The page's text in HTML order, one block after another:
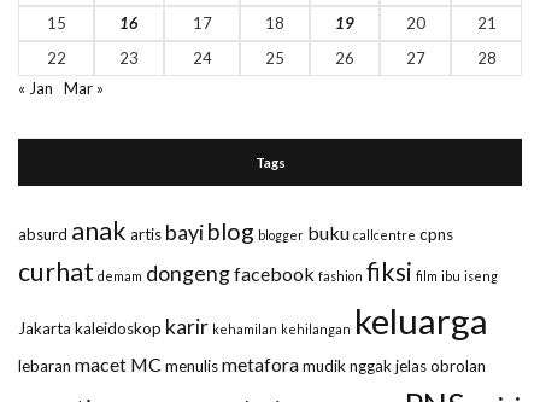
15
16 17 18 19 20
21
22
23 24 25 26 27
28
« Jan
Mar »
Tags
absurd anak artis bayiblog blogger buku callcentre cpns
curhat demam dongengfacebook fashion fiksi film ibu iseng
Jakarta kaleidoskop karir kehamilan kehilangan keluarga
lebaran macet MC menulismetaforamudiknggak jelasobrolan